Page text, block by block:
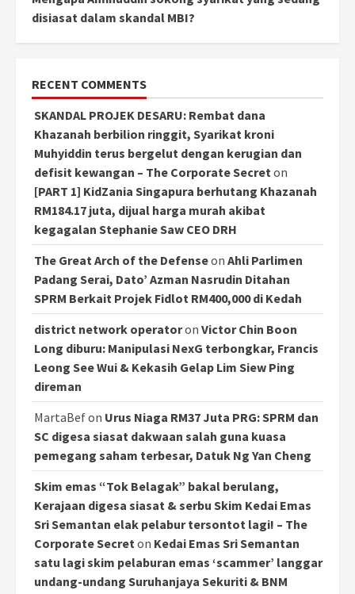
disiasat dalam skandal MBI?
RECENT COMMENTS
SKANDAL PROJEK DESARU: Rembat dana
Khazanah berbilion ringgit, Syarikat kroni
Muhyiddin terus bergelut dengan kerugian dan
defisit kewangan – The Corporate Secret on
[PART 1] KidZania Singapura berhutang Khazanah
RM184.17 juta, dijual harga murah akibat
kegagalan Stephanie Saw CEO DRH
The Great Arch of the Defenseon Ahli Parlimen
Padang Serai, Dato’ Azman Nasrudin Ditahan
SPRM Berkait Projek Fidlot RM400,000 di Kedah
district network operatoron Victor Chin Boon
Long diburu: Manipulasi NexG terbongkar, Francis
Leong See Wui & Kekasih Gelap Lim Siew Ping
direman
MartaBefon Urus Niaga RM37 Juta PRG: SPRM dan
SC digesa siasat dakwaan salah guna kuasa
pemegang saham terbesar, Datuk Ng Yan Cheng
Skim emas “Tok Belagak” bakal berulang,
Kerajaan digesa siasat & serbu Skim Kedai Emas
Sri Semantan elak pelabur tersontot lagi! – The
Corporate Secret on Kedai Emas Sri Semantan
satu lagi skim pelaburan emas ‘scammer’ langgar
undang-undang Suruhanjaya Sekuriti & BNM